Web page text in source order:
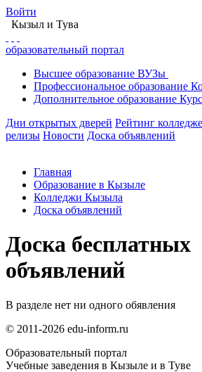
Войти
Кызыл и Тува
образовательный портал
Высшее образование ВУЗы
Профессиональное образование
Дополнительное образование
Дни открытых дверей Рейтинг
релизы Новости Доска объявлений
Главная
Образование в Кызыле
Колледжи Кызыла
Доска объявлений
Доска бесплатных
объявлений
В разделе нет ни одного обявления
© 2011-2026 edu-inform.ru
Образовательный портал
Учебные заведения в Кызыле и в Туве